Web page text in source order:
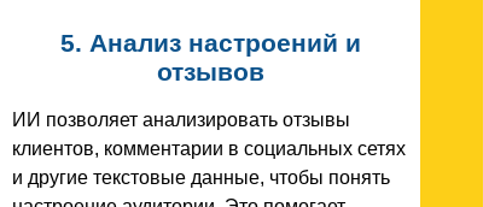
5. Анализ настроений и
отзывов
ИИ позволяет анализировать отзывы
клиентов, комментарии в социальных сетях
и другие текстовые данные, чтобы понять